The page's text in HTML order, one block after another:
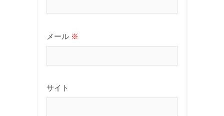
メール ※
サイト